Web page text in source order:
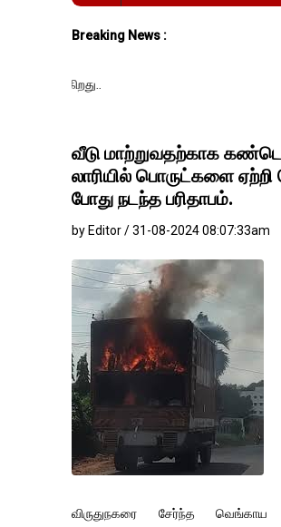
Breaking News :
வீடு மாற்றுவதற்காக
லாரியில் பொருட்களை
போது நடந்த பரிதாபம்.
by Editor / 31-08-2024 08:07:33am
விருதுநகரை சேர்ந்த வெங்காய